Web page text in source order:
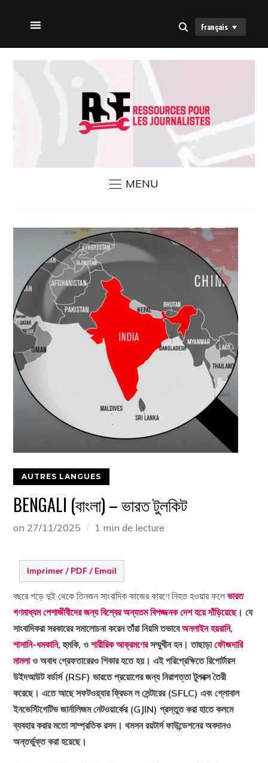
HOME
ACTUALITÉS RSF
NOUS CONTACTER
Français
MENU
AUTRES LANGUES
BENGALI (বাংলা) – ভারত টুলকিট
on 27/11/2025 1 min de lecture
Imprimer / PDF / Email
বছরে গড়ে দুই থেকে তিনজন সাংবাদিক কাজের কারণে নিহত হওয়ার ফলেভারত
গণমাধ্যম পেশাজীবীদের জন্য বিশ্বের অন্যতম বিপজ্জনক দেশ হয়ে দাঁড়িয়েছে। যে
সাংবাদিকরা সরকারের সমালোচনা করেন তাঁরা নিয়মি তভাবেঅনলাইন হয়রানি,
শাসানি-ধমকানি, হুমকি, ওশারীরিক আক্রমণেরসম্মুখীন হন। তাছাড়াফৌজদারি
মামলাও অবাধ গ্রেফতারেরও শিকার হতে হয়। এই পরিপ্রেক্ষিতে রিপোর্টারস
উইদআউট বর্ডার্স (RSF) ভারতে প্রয়োগের জন্য নিরাপত্তা টুলবক্স তৈরী
করেছে। এতে আছে সফটওয়্যার ফ্রিডম ল সেন্টারের (SFLC) এবং গ্লোবাল
ইনভেস্টিগেটিভ জার্নালিজম নেটওয়ার্কের (GJIN) প্রস্তুত করা হাতে কলমে
ব্যবহার করার মতো সাম্প্রতিক রসদ। থমসন রয়টার্স ফাউন্ডেশনের অবদানও
অন্তর্ভুক্ত করা হয়েছে।